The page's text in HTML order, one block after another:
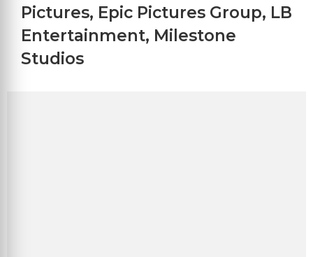
Pictures, Epic Pictures Group, LB
Entertainment, Milestone
Studios